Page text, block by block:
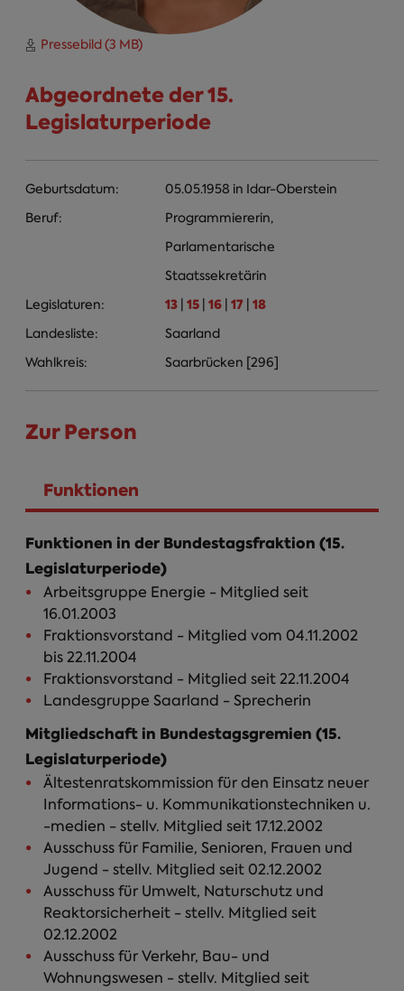
Pressebild (3 MB)
Abgeordnete der 15.
Legislaturperiode
Geburtsdatum: 05.05.1958 in Idar-Oberstein
Beruf:
Programmiererin,
Parlamentarische
Staatssekretärin
Legislaturen:
13 15 16 17 18
Landesliste:
Saarland
Wahlkreis:
Saarbrücken [296]
Zur Person
Person Infos
Funktionen
Funktionen in der Bundestagsfraktion (15.
Legislaturperiode)
Arbeitsgruppe Energie - Mitglied seit
16.01.2003
Fraktionsvorstand - Mitglied vom 04.11.2002
bis 22.11.2004
Fraktionsvorstand - Mitglied seit 22.11.2004
Landesgruppe Saarland - Sprecherin
Mitgliedschaft in Bundestagsgremien (15.
Legislaturperiode)
Ältestenratskommission für den Einsatz neuer
Informations- u. Kommunikationstechniken u.
-medien - stellv. Mitglied seit 17.12.2002
Ausschuss für Familie, Senioren, Frauen und
Jugend - stellv. Mitglied seit 02.12.2002
Ausschuss für Umwelt, Naturschutz und
Reaktorsicherheit - stellv. Mitglied seit
02.12.2002
Ausschuss für Verkehr, Bau- und
Wohnungswesen - stellv. Mitglied seit